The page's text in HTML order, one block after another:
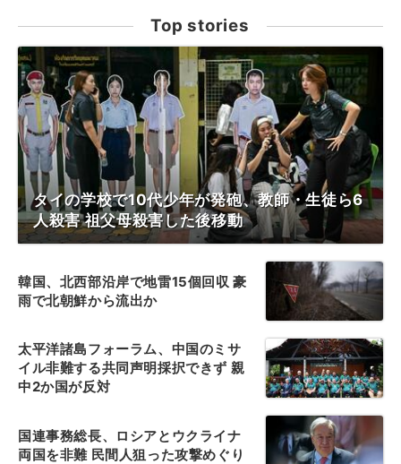
Top stories
タイの学校で10代少年が発砲、教師・生徒ら6
人殺害 祖父母殺害した後移動
韓国、北西部沿岸で地雷15個回収 豪
雨で北朝鮮から流出か
太平洋諸島フォーラム、中国のミサ
イル非難する共同声明採択できず 親
中2か国が反対
国連事務総長、ロシアとウクライナ
両国を非難 民間人狙った攻撃めぐり